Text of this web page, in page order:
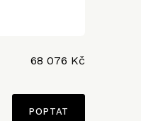
68 076 Kč
POPTAT